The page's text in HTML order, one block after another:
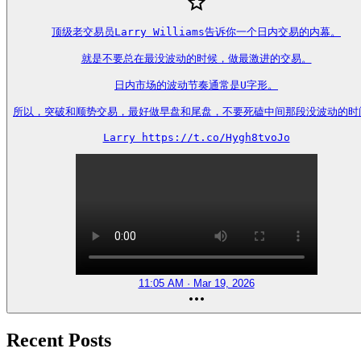
顶级老交易员Larry Williams告诉你一个日内交易的内幕。
就是不要总在最没波动的时候，做最激进的交易。
日内市场的波动节奏通常是U字形。
所以，突破和顺势交易，最好做早盘和尾盘，不要死磕中间那段没波动的时
Larry https://t.co/Hygh8tvoJo
11:05 AM · Mar 19, 2026
Recent Posts